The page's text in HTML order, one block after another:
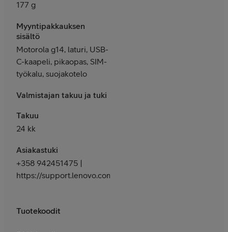
177 g
Myyntipakkauksen
sisältö
Motorola g14, laturi, USB-
C-kaapeli, pikaopas, SIM-
työkalu, suojakotelo
Valmistajan takuu ja tuki
Takuu
24 kk
Asiakastuki
+358 942451475 |
https://support.lenovo.com/fi/fi
Tuotekoodit